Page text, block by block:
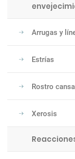
Arrugas y
Estrías
Rostro
Xerosis